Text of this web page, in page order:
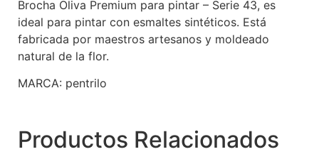
Brocha Oliva Premium para pintar – Serie 43, es
ideal para pintar con esmaltes sintéticos. Está
fabricada por maestros artesanos y moldeado
natural de la flor.
MARCA: pentrilo
Productos Relacionados